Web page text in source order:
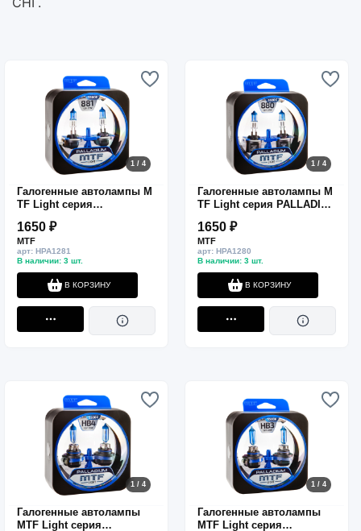
1 / 4
Галогенные автолампы M
TF Light серия
27W, комп.
1650 ₽
MTF
арт: HPA1281
В наличии: 3 шт.
В КОРЗИНУ
1 / 4
Галогенные автолампы M
TF Light серия PALLADIU
.1650 ₽
MTF
арт: HPA1280
В наличии: 3 шт.
В КОРЗИНУ
1 / 4
Галогенные автолампы
MTF Light серия
1 / 4
Галогенные автолампы
MTF Light серия